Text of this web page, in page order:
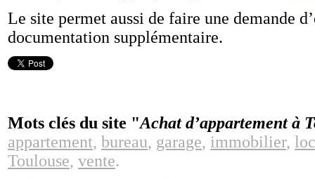
Le site permet aussi de faire une demande
documentation supplémentaire.
Mots clés du site "Achat d’appartement à
appartement, bureau, garage, immobilier,
Toulouse, vente.